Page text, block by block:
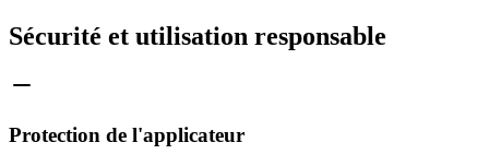
Sécurité et utilisation responsable
Protection de l'applicateur